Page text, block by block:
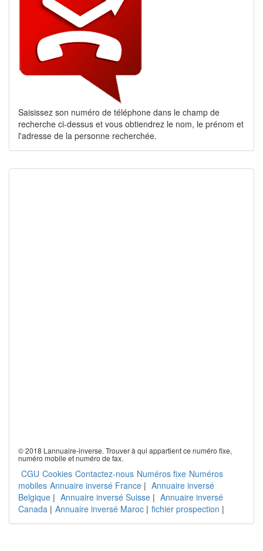
Saisissez son numéro de téléphone dans le champ de
recherche ci-dessus et vous obtiendrez le nom, le prénom et
l'adresse de la personne recherchée.
© 2018 Lannuaire-inverse. Trouver à qui appartient ce numéro fixe,
numéro mobile et numéro de fax.
CGU Cookies Contactez-nous Numéros fixe Numéros
mobiles Annuaire inversé France | Annuaire inversé
Belgique | Annuaire inversé Suisse | Annuaire inversé
Canada | Annuaire inversé Maroc | fichier prospection |